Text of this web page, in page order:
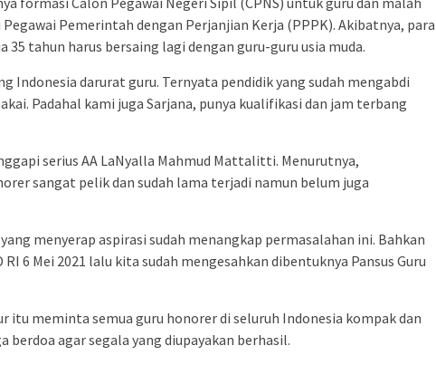
Pemerintah dengan Perjanjian Kerja (PPPK). Akibatnya, para
35 tahun harus bersaing lagi dengan guru-guru usia muda.
Indonesia darurat guru. Ternyata pendidik yang sudah mengabdi
Padahal kami juga Sarjana, punya kualifikasi dan jam terbang
serius AA LaNyalla Mahmud Mattalitti. Menurutnya,
sangat pelik dan sudah lama terjadi namun belum juga
menyerap aspirasi sudah menangkap permasalahan ini. Bahkan
6 Mei 2021 lalu kita sudah mengesahkan dibentuknya Pansus Guru
itu meminta semua guru honorer di seluruh Indonesia kompak dan
berdoa agar segala yang diupayakan berhasil.